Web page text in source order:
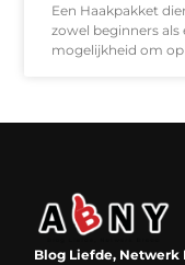
Een Haakpakket
zowel beginners
mogelijkheid om op
Blog Liefde, Netwerk